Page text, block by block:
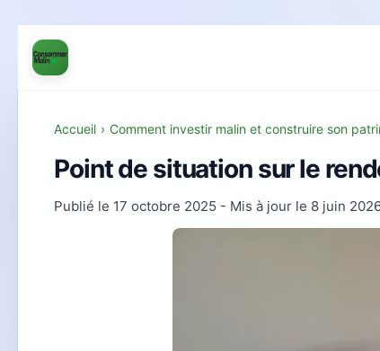
Accueil › Comment investir malin et construire son
Point de situation sur le
Publié le 17 octobre 2025 - Mis à jour le 8 juin